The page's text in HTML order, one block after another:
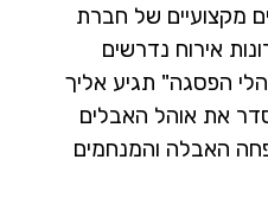
מקצועיים של חברת
אירוח נדרשים
הפסגה" תגיע אליך
את אוהל האבלים
האבלה והמנחמים